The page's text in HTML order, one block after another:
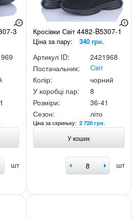
3
шт
Кросівки Світ 4482-B5307-1
Ціна за пару: 340 грн.
Артикул ID:
2421968
Постачальник:
Світ
Колір:
чорний
У коробці пар:
8
Розміри:
36-41
Сезон:
літо
Ціна за скриньку:2 720 грн.
У кошик
шт